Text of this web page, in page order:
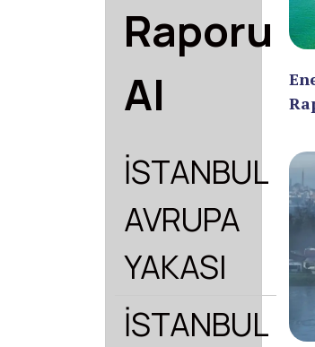
Raporu
Al
İSTANBUL
AVRUPA
YAKASI
İSTANBUL